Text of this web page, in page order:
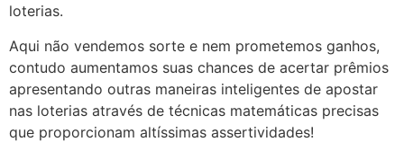
loterias.
Aqui não vendemos sorte e nem prometemos ganhos,
contudo aumentamos suas chances de acertar prêmios
apresentando outras maneiras inteligentes de apostar
nas loterias através de técnicas matemáticas precisas
que proporcionam altíssimas assertividades!